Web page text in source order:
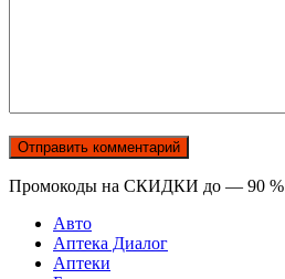
Промокоды на СКИДКИ до — 90 %
Авто
Аптека Диалог
Аптеки